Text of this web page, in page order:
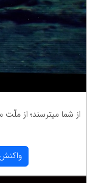
از شما میترسند؛ از ملّت